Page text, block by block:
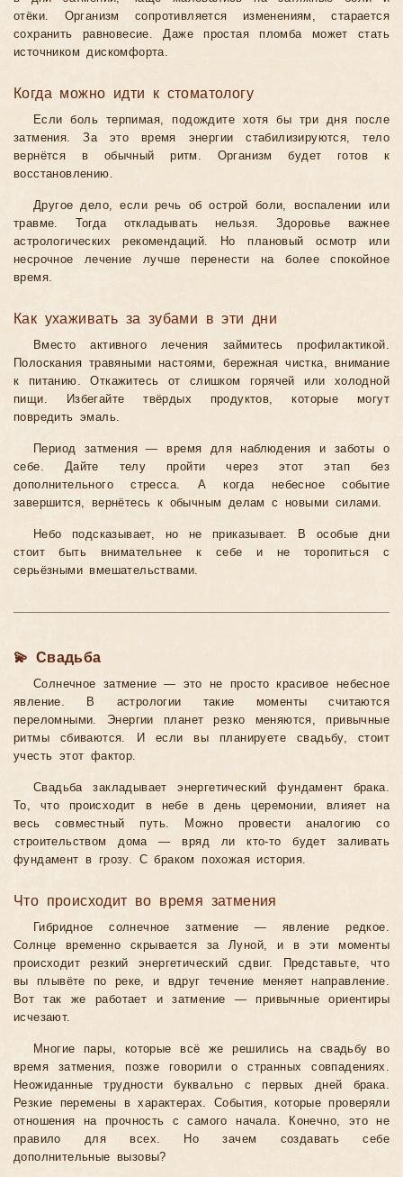
отёки. Организм сопротивляется изменениям, старается
сохранить равновесие. Даже простая пломба может стать
источником дискомфорта.
Когда можно идти к стоматологу
Если боль терпимая, подождите хотя бы три дня после
затмения. За это время энергии стабилизируются, тело
вернётся в обычный ритм. Организм будет готов к
восстановлению.
Другое дело, если речь об острой боли, воспалении или
травме. Тогда откладывать нельзя. Здоровье важнее
астрологических рекомендаций. Но плановый осмотр или
несрочное лечение лучше перенести на более спокойное
время.
Как ухаживать за зубами в эти дни
Вместо активного лечения займитесь профилактикой.
Полоскания травяными настоями, бережная чистка, внимание
к питанию. Откажитесь от слишком горячей или холодной
пищи. Избегайте твёрдых продуктов, которые могут
повредить эмаль.
Период затмения — время для наблюдения и заботы о
себе. Дайте телу пройти через этот этап без
дополнительного стресса. А когда небесное событие
завершится, вернётесь к обычным делам с новыми силами.
Небо подсказывает, но не приказывает. В особые дни
стоит быть внимательнее к себе и не торопиться с
серьёзными вмешательствами.
💫 Свадьба
Солнечное затмение — это не просто красивое небесное
явление. В астрологии такие моменты считаются
переломными. Энергии планет резко меняются, привычные
ритмы сбиваются. И если вы планируете свадьбу, стоит
учесть этот фактор.
Свадьба закладывает энергетический фундамент брака.
То, что происходит в небе в день церемонии, влияет на
весь совместный путь. Можно провести аналогию со
строительством дома — вряд ли кто-то будет заливать
фундамент в грозу. С браком похожая история.
Что происходит во время затмения
Гибридное солнечное затмение — явление редкое.
Солнце временно скрывается за Луной, и в эти моменты
происходит резкий энергетический сдвиг. Представьте, что
вы плывёте по реке, и вдруг течение меняет направление.
Вот так же работает и затмение — привычные ориентиры
исчезают.
Многие пары, которые всё же решились на свадьбу во
время затмения, позже говорили о странных совпадениях.
Неожиданные трудности буквально с первых дней брака.
Резкие перемены в характерах. События, которые проверяли
отношения на прочность с самого начала. Конечно, это не
правило для всех. Но зачем создавать себе
дополнительные вызовы?